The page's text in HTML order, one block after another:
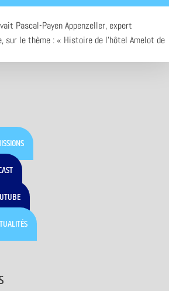
Pascal-Payen Appenzeller, expert
sur le thème : « Histoire de l’hôtel Amelot de